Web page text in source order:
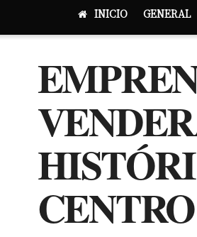
INICIO GENERAL
CENTRO